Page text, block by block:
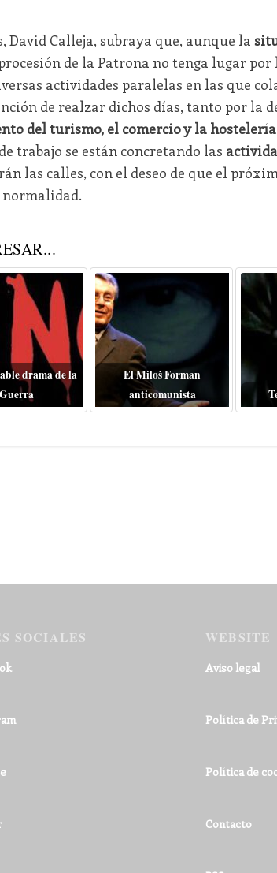
David Calleja, subraya que, aunque la
de la Patrona no tenga lugar por
actividades paralelas en las que
de realzar dichos días, tanto por la
del turismo, el comercio y la
trabajo se están concretando las
las calles, con el deseo de que el
normalidad.
drama de la
Guerra
El Miloš Forman
anticomunista
SOCIALES WEBSITE
Aviso legal
Política de
Política de
Contacto